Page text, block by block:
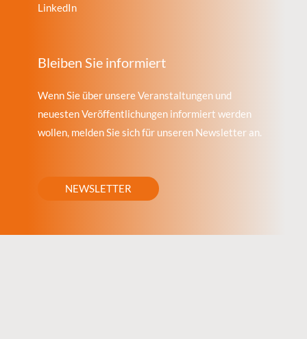
LinkedIn
Bleiben Sie informiert
Wenn Sie über unsere Veranstaltungen und
neuesten Veröffentlichungen informiert werden
wollen, melden Sie sich für unseren Newsletter an.
NEWSLETTER